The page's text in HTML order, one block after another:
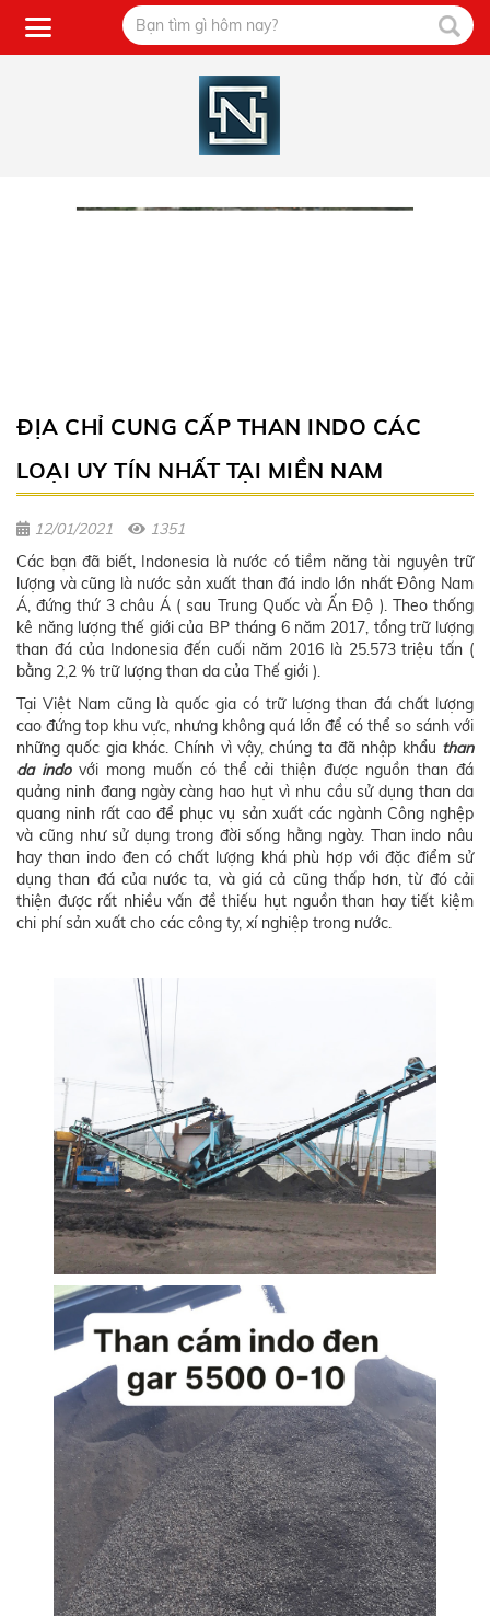
ĐỊA CHỈ CUNG CẤP THAN INDO CÁC
LOẠI UY TÍN NHẤT TẠI MIỀN NAM
12/01/2021
1351
Các bạn đã biết, Indonesia là nước có tiềm năng tài nguyên trữ
lượng và cũng là nước sản xuất than đá indo lớn nhất Đông Nam
Á, đứng thứ 3 châu Á ( sau Trung Quốc và Ấn Độ ). Theo thống
kê năng lượng thế giới của BP tháng 6 năm 2017, tổng trữ lượng
than đá của Indonesia đến cuối năm 2016 là 25.573 triệu tấn (
bằng 2,2 % trữ lượng than da của Thế giới ).
Tại Việt Nam cũng là quốc gia có trữ lượng than đá chất lượng
cao đứng top khu vực, nhưng không quá lớn để có thể so sánh với
những quốc gia khác. Chính vì vậy, chúng ta đã nhập khẩu than
da indovới mong muốn có thể cải thiện được nguồn than đá
quảng ninh đang ngày càng hao hụt vì nhu cầu sử dụng than da
quang ninh rất cao để phục vụ sản xuất các ngành Công nghệp
và cũng như sử dụng trong đời sống hằng ngày. Than indo nâu
hay than indo đen có chất lượng khá phù hợp với đặc điểm sử
dụng than đá của nước ta, và giá cả cũng thấp hơn, từ đó cải
thiện được rất nhiều vấn đề thiếu hụt nguồn than hay tiết kiệm
chi phí sản xuất cho các công ty, xí nghiệp trong nước.